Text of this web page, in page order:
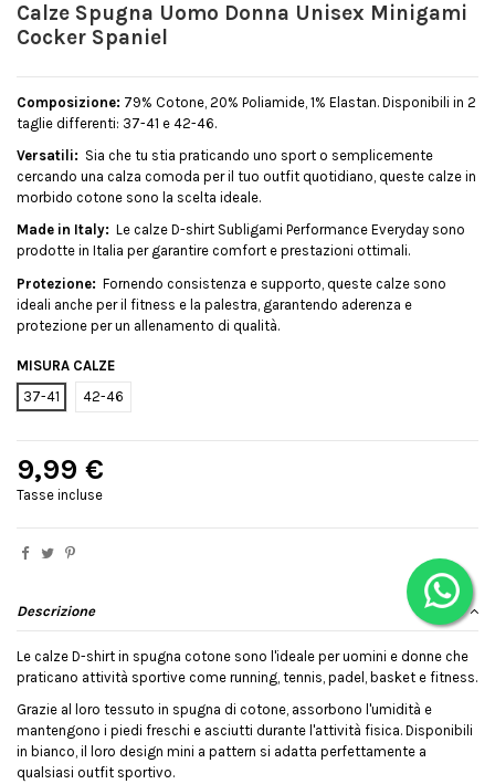
Calze Spugna Uomo Donna Unisex Minigami
Cocker Spaniel
Composizione: 79% Cotone, 20% Poliamide, 1% Elastan. Disponibili in 2
taglie differenti: 37-41 e 42-46.
Versatili: Sia che tu stia praticando uno sport o semplicemente
cercando una calza comoda per il tuo outfit quotidiano, queste calze in
morbido cotone sono la scelta ideale.
Made in Italy: Le calze D-shirt Subligami Performance Everyday sono
prodotte in Italia per garantire comfort e prestazioni ottimali.
Protezione: Fornendo consistenza e supporto, queste calze sono
ideali anche per il fitness e la palestra, garantendo aderenza e
protezione per un allenamento di qualità.
MISURA CALZE
37-41
42-46
9,99 €
Tasse incluse
Descrizione
Le calze D-shirt in spugna cotone sono l'ideale per uomini e donne che
praticano attività sportive come running, tennis, padel, basket e fitness.
Grazie al loro tessuto in spugna di cotone, assorbono l'umidità e
mantengono i piedi freschi e asciutti durante l'attività fisica. Disponibili
in bianco, il loro design mini a pattern si adatta perfettamente a
qualsiasi outfit sportivo.